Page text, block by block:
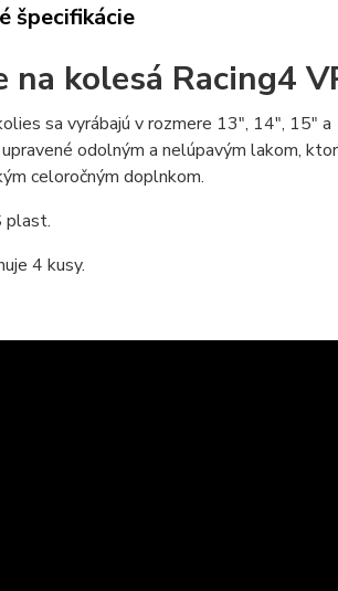
špecifikácie
na kolesá Racing4
sa vyrábajú v rozmere 13", 14", 15"
odolným a nelúpavým lakom,
celoročným doplnkom.
plast.
4 kusy.